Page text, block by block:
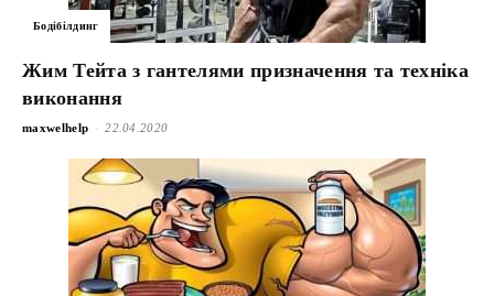
Бодібілдинг
Жим Тейта з гантелями призначення та техніка
виконання
maxwelhelp - 22.04.2020